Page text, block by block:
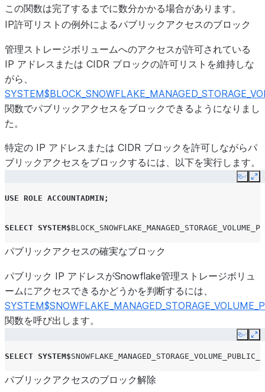
この関数は完了するまでに数分かかる場合があります。
IP許可リストの例外によるパブリックアクセスのブロック
管理ストレージボリュームへのアクセスが許可されている
IP アドレスまたは CIDR ブロックの許可リストを維持しな
がら、
関数でパブリックアクセスをブロックできるようになりまし
た。
特定の IP アドレスまたは CIDR ブロックを許可しながらパ
ブリックアクセスをブロックするには、以下を実行します。
Copy
USE ROLE ACCOUNTADMIN ;
SELECT SYSTEM$
パブリックアクセスの確実なブロック
パブリック IP アドレスがSnowflake管理ストレージボリュ
ームにアクセスできるかどうかを判断するには、
関数を呼び出します。
Copy
SELECT SYSTEM$
パブリックアクセスのブロック解除